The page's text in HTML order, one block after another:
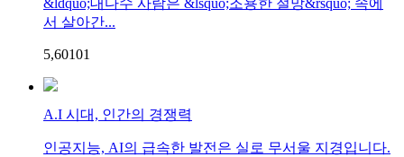
서 살아간...
5,60101
A.I 시대, 인간의 경쟁력
인공지능, AI의 급속한 발전은 실로 무서울 지경입니다.